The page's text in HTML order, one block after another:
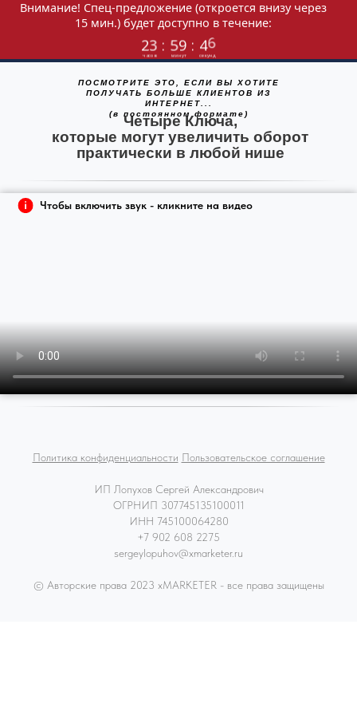
Внимание! Спец-предложение (откроется
15 мин.) будет доступно в течение:
23
часов :
уже идет! Не закрывайте это окно иначе трансляция
прекратится!
Четыре Ключа,
которые могут увеличить оборот
практически в любой нише
ПОСМОТРИТЕ ЭТО, ЕСЛИ ВЫ ХОТИТЕ
ПОЛУЧАТЬ БОЛЬШЕ КЛИЕНТОВ ИЗ
ИНТЕРНЕТ...
(в постоянном формате)
Чтобы включить звук - кликните на видео
Политика конфиденциальности Пользовательское соглашение
ИП Лопухов Сергей Александрович
ОГРНИП 307745135100011
ИНН 745100064280
+7 902 608 2275
sergeylopuhov@xmarketer.ru
© Авторские права 2023 xMARKETER - все права защищены